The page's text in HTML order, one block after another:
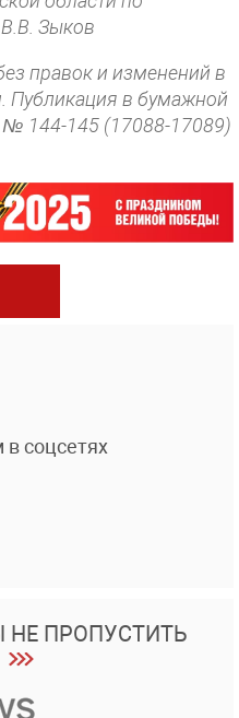
Зыков
правок и изменений в
Публикация в бумажной
№ 144-145 (17088-17089)
соцсетях
ПРОПУСТИТЬ